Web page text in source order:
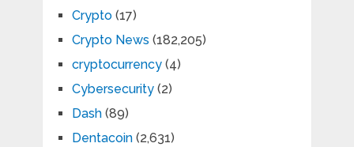
Crypto(17)
Crypto News (182,205)
cryptocurrency(4)
Cybersecurity(2)
Dash(89)
Dentacoin(2,631)